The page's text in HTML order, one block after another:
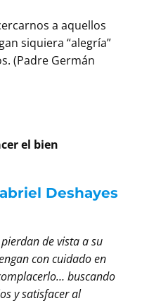
a aquellos
siquiera “alegría”
(Padre Germán
el bien
Deshayes
de vista a su
con cuidado en
buscando
y satisfacer al